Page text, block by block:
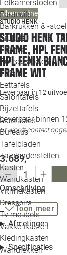
Eetkamerstoelen
Fauteuils
Barkrukken & -
Krukjes
Poefjes
Bureaustoelen
Tafels
Eettafels
Salontafels
Bijzettafels
Sidetables
Bureaus
Tafelbladen
Tafelonderstellen
Kasten
Wandkasten
Vitrinekasten
Dressoirs
Tv meubels
Vakkenkasten
Kledingkasten
Wandrekken
Alleen online
STUDIO HENK
Studio HENK
frame, HPL
HPL Fenix
Frame Wit
Leverbaar in 12
Leverbaar binnen
Er wordt contact
3.689,-
Omschrijving
Toon meer
Afmetingen
Specificaties